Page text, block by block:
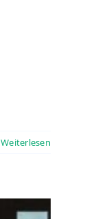
Weiterlesen